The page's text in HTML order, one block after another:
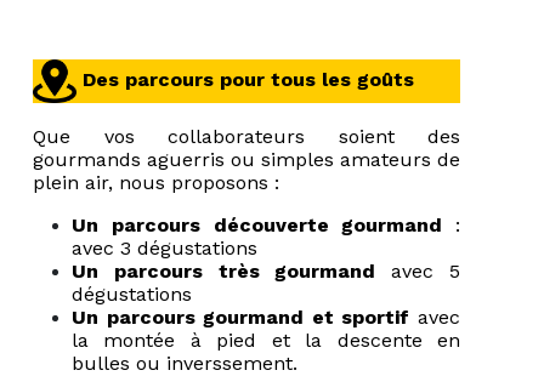
Des parcours pour tous les goûts
Que vos collaborateurs soient des
gourmands aguerris ou simples amateurs de
plein air, nous proposons :
Un parcours découverte
gourmand :
avec 3 dégustations
Un parcours très gourmand avec 5
dégustations
Un parcours gourmand et sportif avec
la montée à pied et la descente en
bulles ou inverssement.